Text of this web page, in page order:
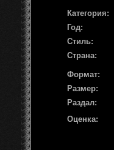
Категория:
Год:
Стиль:
Страна:
Формат:
Размер:
Раздал:
Оценка: